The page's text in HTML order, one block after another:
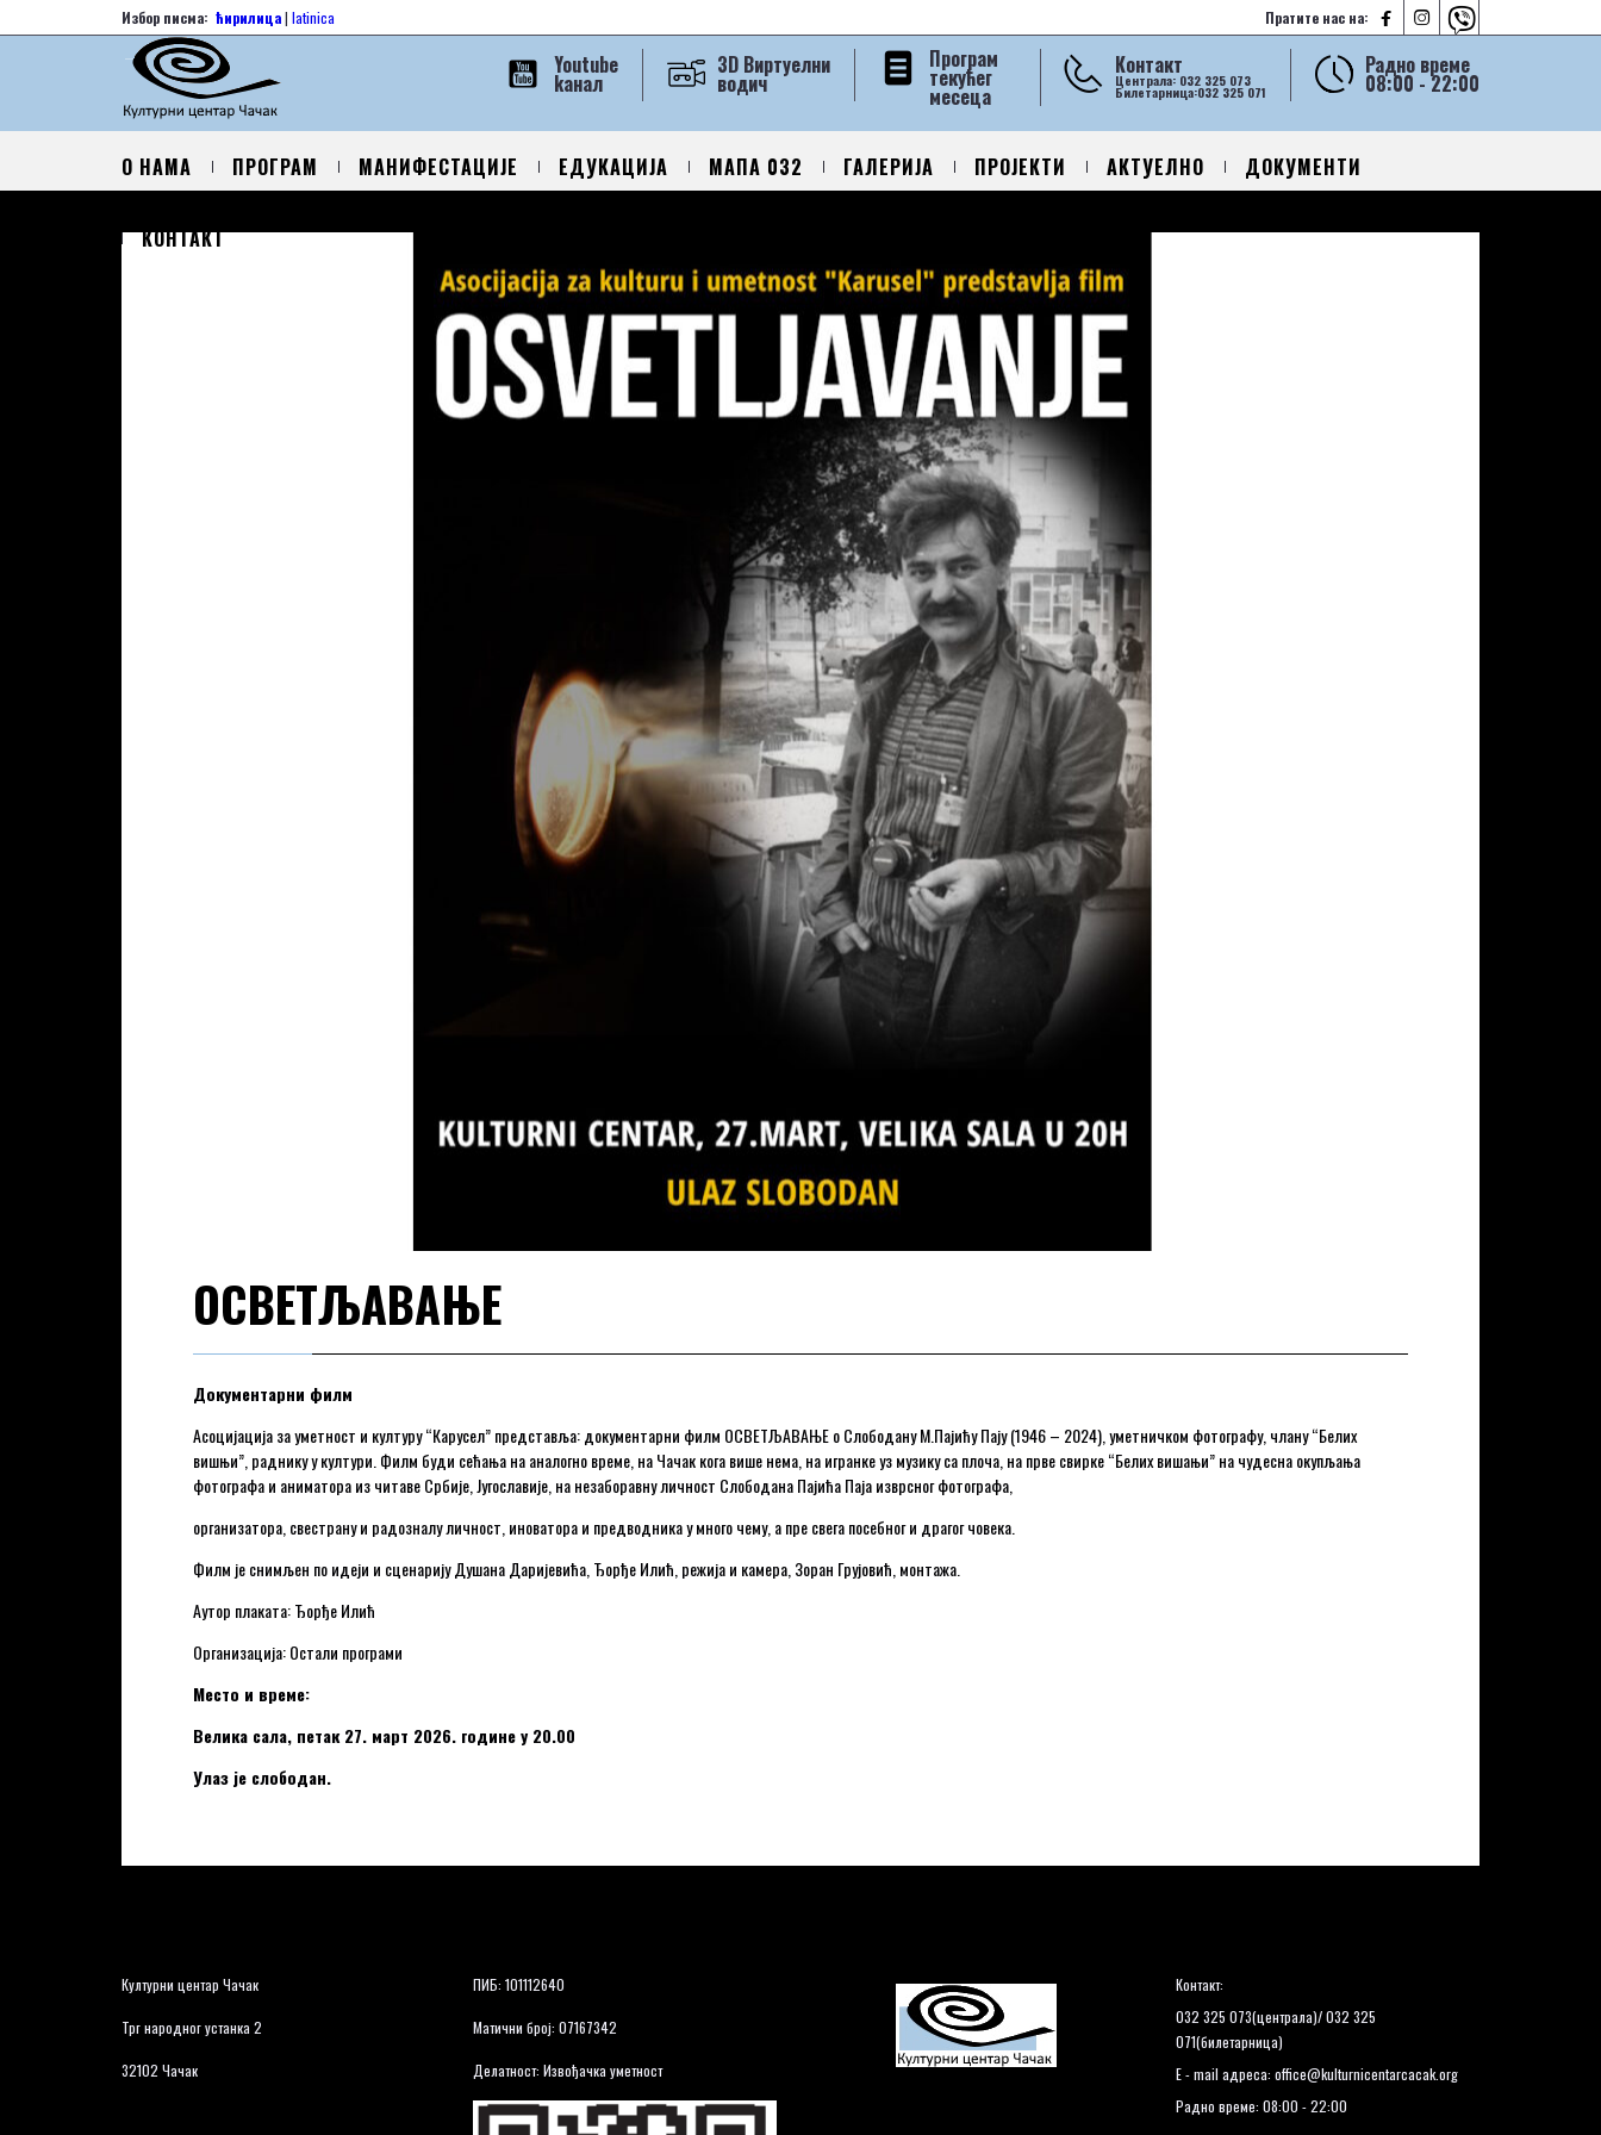
Пратите нас на:   
Избор писма: ћирилица| latinica
Радно време
08:00 - 22:00
Контакт
Централа: 032 325 073
Билетарница:032 325 071
Програм
текућег
месеца
3D Виртуелни
водич
Youtube
kанал
О НАМА ПРОГРАМ МАНИФЕСТАЦИЈЕ ЕДУКАЦИЈА МАПА 032 ГАЛЕРИЈА ПРОЈЕКТИ АКТУЕЛНО ДОКУМЕНТИ
КОНТАКТ
ОСВЕТЉАВАЊЕ
Документарни филм
Асоцијација за уметност и културу “Карусел” представља: документарни филм ОСВЕТЉАВАЊЕ о Слободану М.Пајићу Пају (1946 – 2024), уметничком фотографу, члану “Белих
вишњи”, раднику у култури. Филм буди сећања на аналогно време, на Чачак кога више нема, на игранке уз музику са плоча, на прве свирке “Белих вишањи” на чудесна окупљања
фотографа и аниматора из читаве Србије, Југославије, на незаборавну личност Слободана Пајића Паја изврсног фотографа,
организатора, свестрану и радозналу личност, иноватора и предводника у много чему, а пре свега посебног и драгог човека.
Филм је снимљен по идеји и сценарију Душана Даријевића, Ђорђе Илић, режија и камера, Зоран Грујовић, монтажа.
Аутор плаката: Ђорђе Илић
Организација: Остали програми
Место и време:
Велика сала, петак 27. март 2026. године у 20.00
Улаз је слободан.
Културни центар Чачак
Трг народног устанка 2
32102 Чачак
ПИБ: 101112640
Матични број: 07167342
Делатност: Извођачка уметност
Контакт:
032 325 073(централа)/ 032 325
071(билетарница)
E - mail адреса: office@kulturnicentarcacak.org
Радно време: 08:00 - 22:00